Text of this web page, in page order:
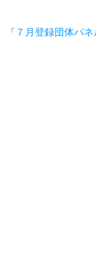
「 ７月登録団体パ